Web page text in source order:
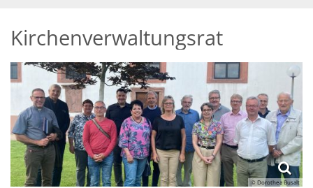
Kirchenverwaltungsrat
© Dorothea Busalt